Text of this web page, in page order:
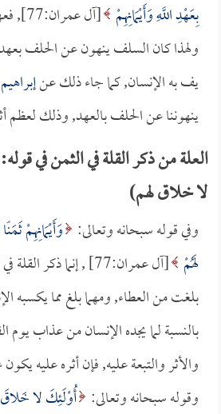
بِعَهْدِ اللَّهِ وَأَيْمَانِهِمْ
[آل
ولهذا كان السلف ينهون عن الحلف بعهد
يف به الإنسان, كما جاء ذلك عن
ينهوننا عن الحلف بالعهد, وذلك لعظم
العلة من ذكر القلة في الثمن في
لا خلاق لهم)
وفي قوله سبحانه وتعالى: وَأَيْمَانِهِمْ
لَهُمْ
[آل عمران:77] , إنما ذكر
بلغت من العطاء, ومهما بلغ مما يكسبه
بالنسبة لما يجده الإنسان من عذاب يوم
والأثر والتبعة عليه, فإن أثره عليه
وقوله سبحانه وتعالى: أُوْلَئِكَ لا